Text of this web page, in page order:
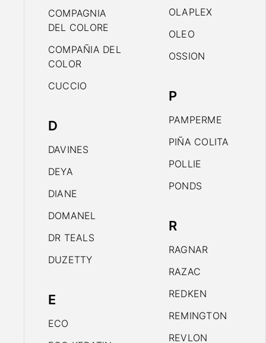
COMPAGNIA
DEL COLORE
COMPAÑIA DEL
COLOR
CUCCIO
D
DAVINES
DEYA
DIANE
DOMANEL
DR TEALS
DUZETTY
E
ECO
OLAPLEX
OLEO
OSSION
P
PAMPERME
PIÑA COLITA
POLLIE
PONDS
R
RAGNAR
RAZAC
REDKEN
REMINGTON
REVLON